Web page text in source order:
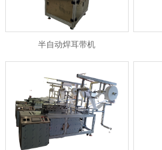
半自动焊耳带机